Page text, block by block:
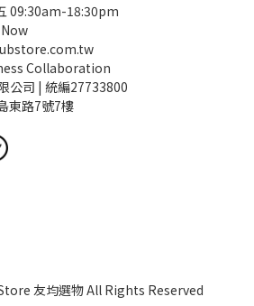
09:30am-18:30pm
Collaboration
公司 | 統編27733800
東路7號7樓
友均選物 All Rights Reserved